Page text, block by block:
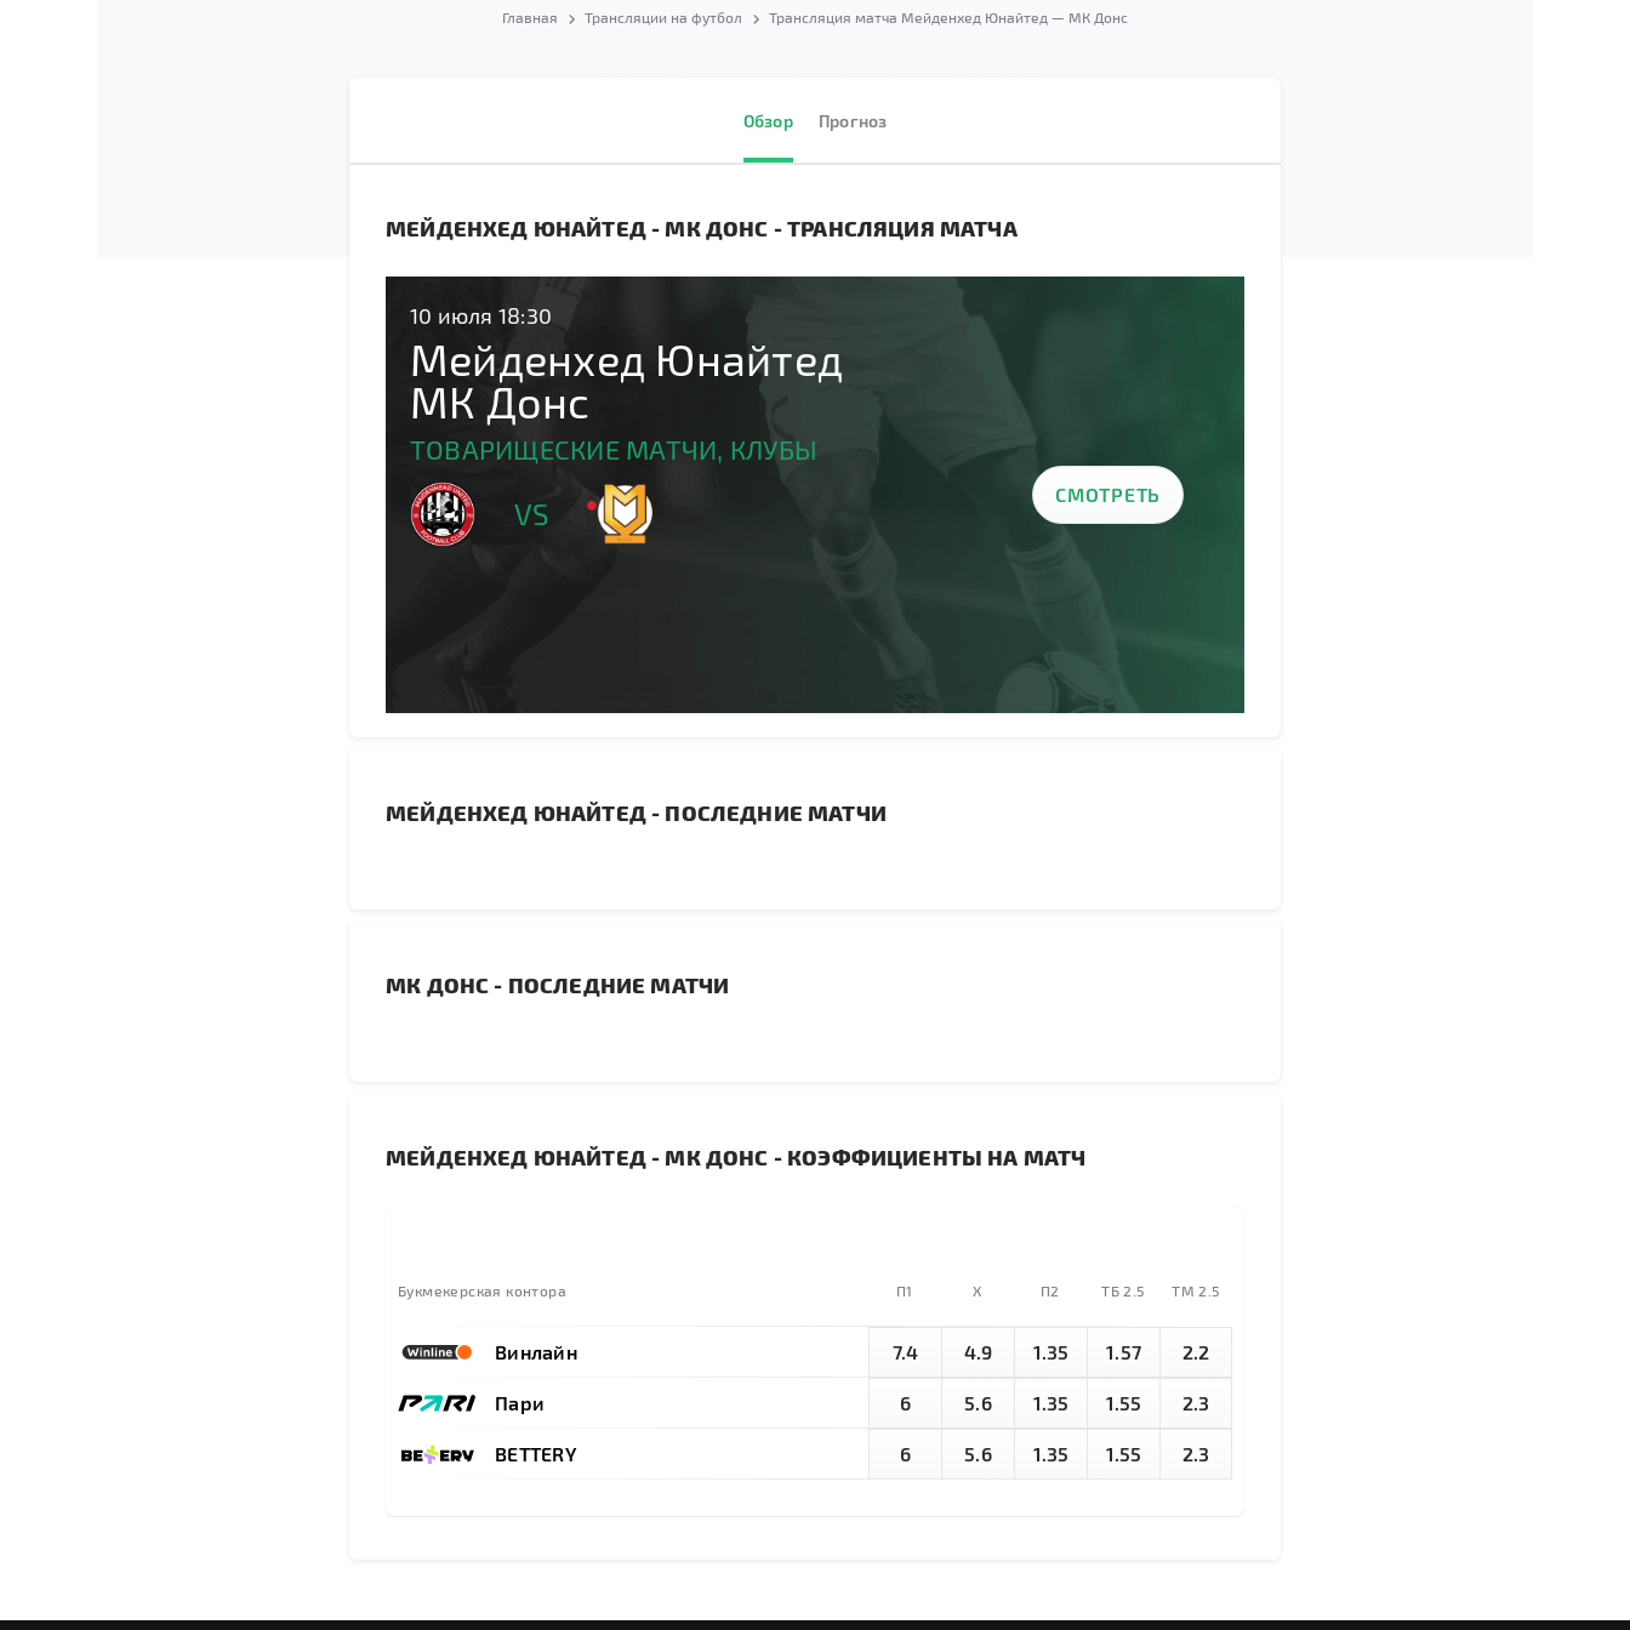
Главная Трансляции на футбол Трансляция матча Мейденхед Юнайтед — МК Донс
Обзор Прогноз
МЕЙДЕНХЕД ЮНАЙТЕД - МК ДОНС - ТРАНСЛЯЦИЯ МАТЧА
10 июля 18:30
Мейденхед Юнайтед
МК Донс
ТОВАРИЩЕСКИЕ МАТЧИ, КЛУБЫ
VS
СМОТРЕТЬ
МЕЙДЕНХЕД ЮНАЙТЕД - ПОСЛЕДНИЕ МАТЧИ
МК ДОНС - ПОСЛЕДНИЕ МАТЧИ
МЕЙДЕНХЕД ЮНАЙТЕД - МК ДОНС - КОЭФФИЦИЕНТЫ НА МАТЧ
Букмекерская контора П1 X П2 TБ 2.5 ТМ 2.5
Винлайн 7.4 4.9 1.35 1.57 2.2
Пари 6 5.6 1.35 1.55 2.3
BETTERY 6 5.6 1.35 1.55 2.3